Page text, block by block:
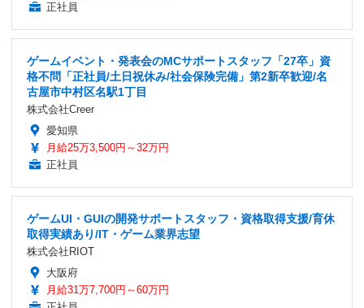
正社員
ゲームイベント・発表会のMCサポートスタッフ「27卒」資
格不問「正社員/土日祝休み/社会保険完備」第2新卒歓迎/名
古屋市中村区名駅1丁目
株式会社Creer
愛知県
月給25万3,500円～32万円
正社員
ゲームUI・GUIの開発サポートスタッフ・資格取得支援/育休
取得実績あり/IT・ゲーム業界志望
株式会社RIOT
大阪府
月給31万7,700円～60万円